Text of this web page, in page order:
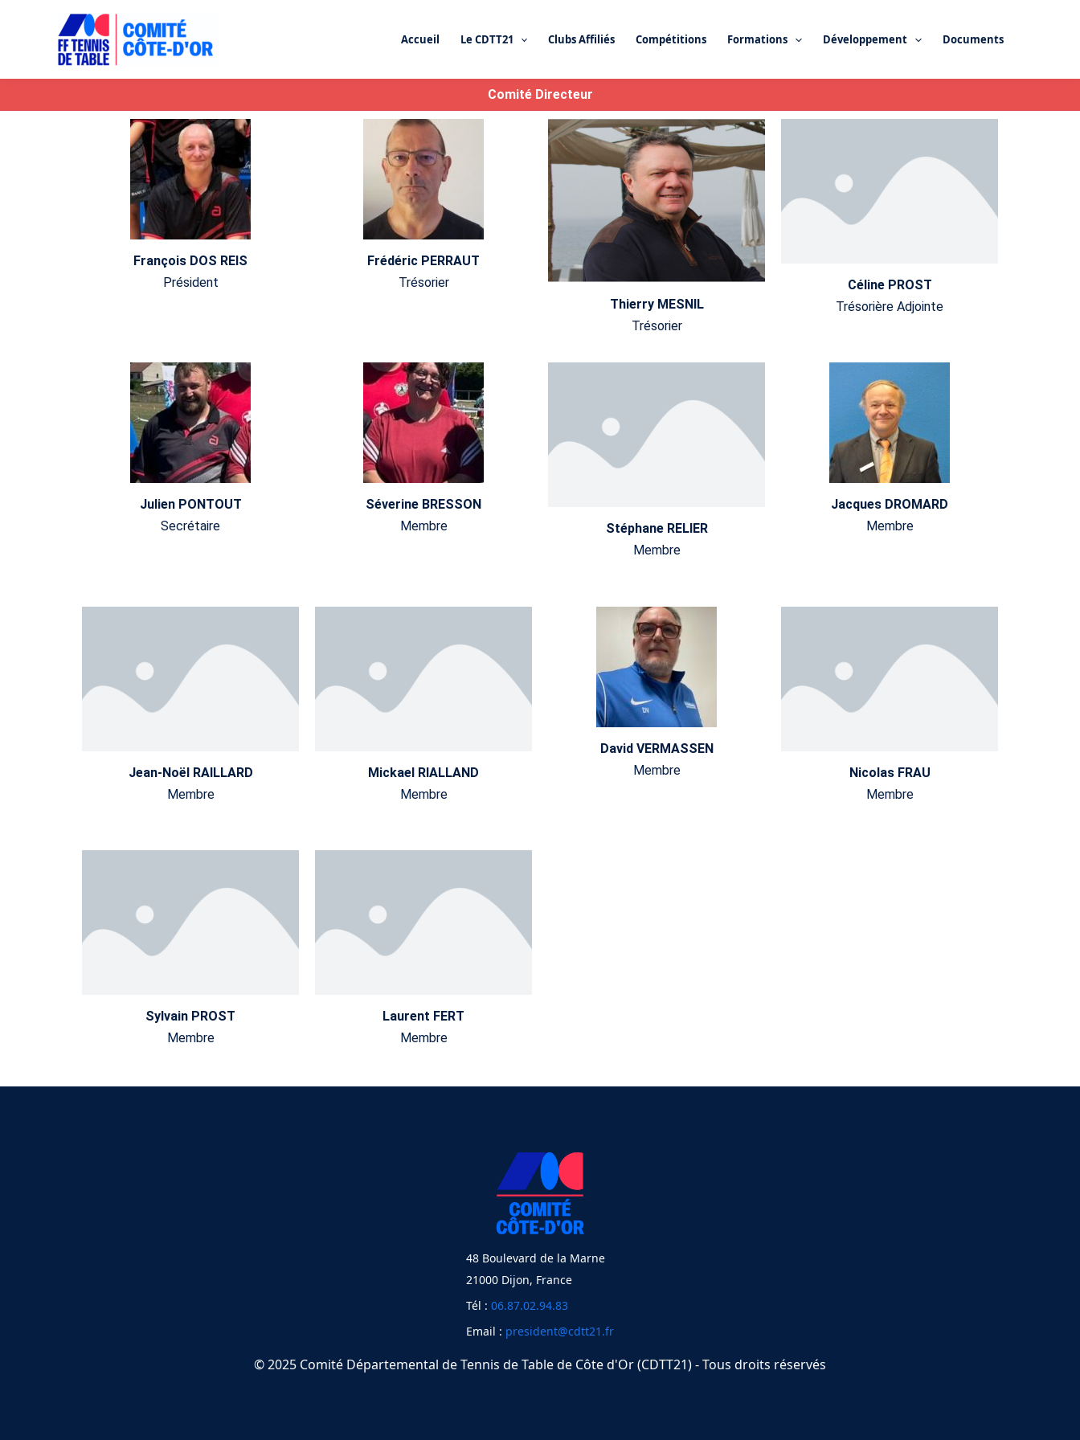
Accueil Le CDTT21 Clubs Affiliés Compétitions Formations Développement Documents
Comité Directeur
François DOS REIS
Président
Frédéric PERRAUT
Trésorier
Thierry MESNIL
Trésorier
Céline PROST
Trésorière Adjointe
Julien PONTOUT
Secrétaire
Séverine BRESSON
Membre
Stéphane RELIER
Membre
Jacques DROMARD
Membre
Jean-Noël RAILLARD
Membre
Mickael RIALLAND
Membre
David VERMASSEN
Membre
Nicolas FRAU
Membre
Sylvain PROST
Membre
Laurent FERT
Membre
48 Boulevard de la Marne
21000 Dijon, France
Tél : 06.87.02.94.83
Email : president@cdtt21.fr
© 2025 Comité Départemental de Tennis de Table de Côte d'Or (CDTT21) - Tous droits réservés